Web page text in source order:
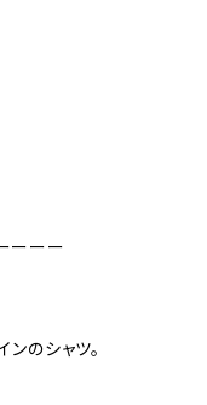
ーーー
のシャツ。